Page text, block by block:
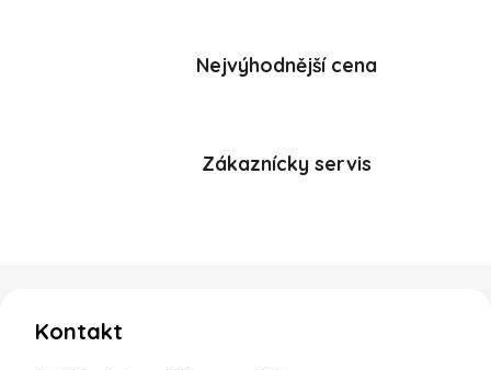
Nejvýhodnější cena
Zákaznícky servis
Kontakt